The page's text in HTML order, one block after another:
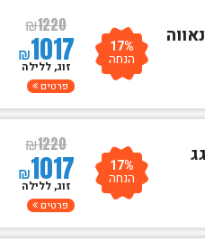
₪1220
₪1017 17%
הנחה זוג, ללילה
פרטים
₪1220
₪1017 17%
הנחה זוג, ללילה
פרטים